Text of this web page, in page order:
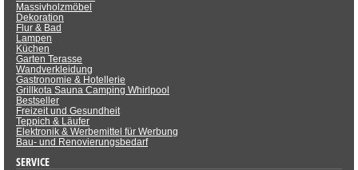
Massivholzmöbel
Dekoration
Flur & Bad
Lampen
Küchen
Garten Terasse
Wandverkleidung
Gastronomie & Hotellerie
Grillkota Sauna Camping Whirlpool
Bestseller
Freizeit und Gesundheit
Teppich & Läufer
Elektronik & Werbemittel für Werbung
Bau- und Renovierungsbedarf
SERVICE